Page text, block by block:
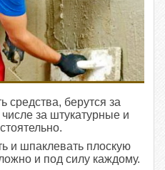
средства, берутся за
за штукатурные и
и шпаклевать плоскую
и под силу каждому.